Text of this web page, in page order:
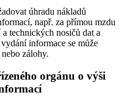
úhradu nákladů
např. za přímou mzdu
technických nosičů dat a
informace se může
zálohy.
orgánu o výši